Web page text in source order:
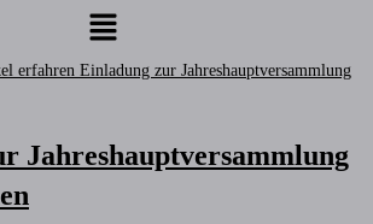
Menü
Jahreshauptversammlung